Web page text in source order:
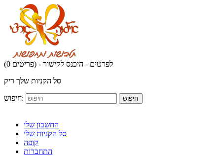
(0 פריטים) - לפרטים - היכנס לקישור
סל הקניות שלך ריק
חיפוש: חיפוש
החשבון שלי
סל הקניות שלי
קופה
התחברות